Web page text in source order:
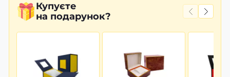
Купуєте
на подарунок?